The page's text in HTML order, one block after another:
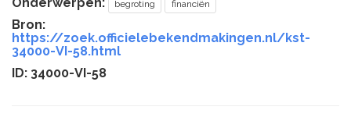
begroting financiën
Bron:
https://zoek.officielebekendmakingen.nl/kst-
34000-VI-58.html
ID: 34000-VI-58